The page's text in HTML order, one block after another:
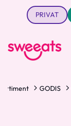
PRIVAT
GODIS